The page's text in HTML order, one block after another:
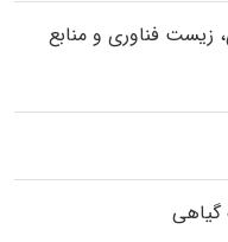
زیست فناوری و منابع
گیاهی